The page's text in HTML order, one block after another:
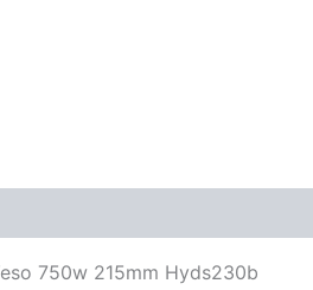
750w 215mm Hyds230b